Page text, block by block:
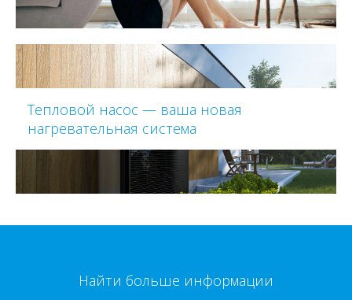
Тепловой насос — ваша новая
нагревательная система
Найти больше информации